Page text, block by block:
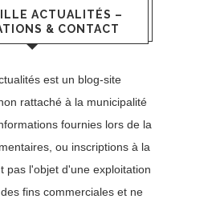
ACTUALITÉS –
& CONTACT
est un blog-site
rattaché à la municipalité
fournies lors de la
ou inscriptions à la
pas l'objet d'une exploitation
fins commerciales et ne